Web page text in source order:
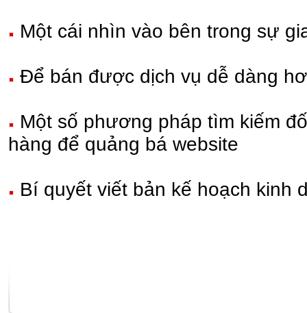
Một cái nhìn vào bên trong sự
Để bán được dịch vụ dễ dàng
Một số phương pháp tìm kiếm
hàng để quảng bá website
Bí quyết viết bản kế hoạch kinh